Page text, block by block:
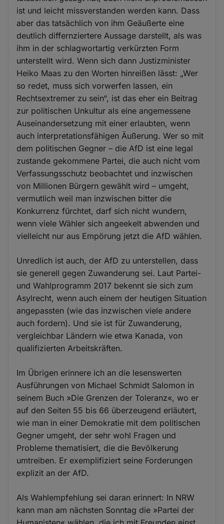
ist und leicht missverstanden werden kann. Dass
aber das tatsächlich von ihm Geäußerte eine
deutlich differnziertere Aussage darstellt, als was
ihm in der schlagwortartig verkürzten Form
unterstellt wird. Wenn sich dann Justizminister
Heiko Maas zu den Worten hinreißen lässt: „Wer
so redet, muss sich vorwerfen lassen, ein
Rechtsextremer zu sein“, ist das eher ein Beitrag
zur politischen Unkultur als eine angemessene
Auseinandersetzung mit einer erlaubten, wenn
auch interpretationsfähigen Äußerung. Wer so mit
dem politischen Gegner – die AfD ist eine legal
zustande gekommene Partei, die auch nicht vom
Verfassungsschutz beobachtet und inzwischen
von Millionen Bürgern gewählt wird – umgeht,
vermutlich weil man inzwischen bitter die
Konkurrenz fürchtet, darf sich nicht wundern,
wenn viele Wähler sich angeekelt abwenden und
vielleicht nur aus Empörung jetzt die AfD wählen.
Unredlich ist auch, der AfD zu unterstellen, dass
sie generell gegen Zuwanderung sei. Laut Partei-
und Wahlprogramm 2017 bekennt sie sich zum
Asylrecht, wenn auch einem der heutigen Situation
angepassten (wie das inzwischen viele andere
auch fordern). Und sie ist für Zuwanderung,
vergleichbar Ländern wie etwa Kanada, von
qualifizierten Arbeitskräften.
Im Übrigen erinnere ich an die lesenswerten
Ausführungen von Michael Schmidt Salomon in
seinem Buch »Die Grenzen der Toleranz«, wo er
auf den Seiten 55 bis 66 überzeugend erläutert,
wie man in einer Demokratie mit dem politischen
Gegner umgeht, der sehr wohl Fragen und
Probleme thematisiert, die die Bevölkerung
umtreiben. Er exemplifiziert seine Forderungen
explizit an der AfD.
Als Wahlempfehlung sei daran erinnert: In NRW
kann man am nächsten Sonntag die »Partei der